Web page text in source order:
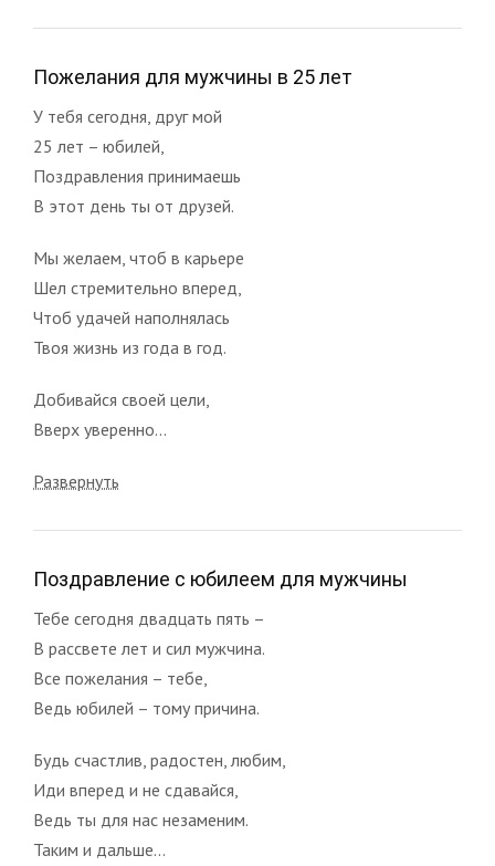
Пожелания для мужчины в 25 лет
У тебя сегодня, друг мой
25 лет – юбилей,
Поздравления принимаешь
В этот день ты от друзей.
Мы желаем, чтоб в карьере
Шел стремительно вперед,
Чтоб удачей наполнялась
Твоя жизнь из года в год.
Добивайся своей цели,
Вверх уверенно...
Развернуть
Поздравление с юбилеем для мужчины
Тебе сегодня двадцать пять –
В рассвете лет и сил мужчина.
Все пожелания – тебе,
Ведь юбилей – тому причина.
Будь счастлив, радостен, любим,
Иди вперед и не сдавайся,
Ведь ты для нас незаменим.
Таким и дальше...